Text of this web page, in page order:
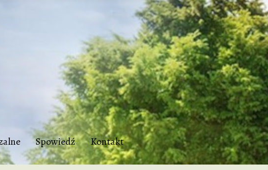
Spowiedź Kontakt